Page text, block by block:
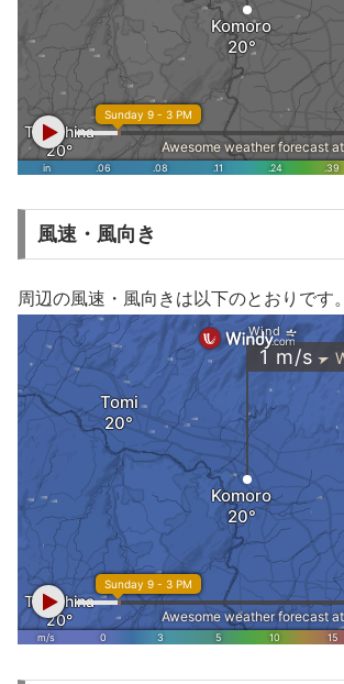
風速・風向き
周辺の風速・風向きは以下のとおりです。